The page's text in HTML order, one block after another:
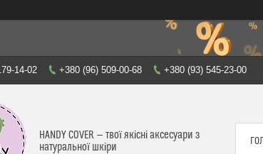
14-02 +380 (96) 509-00-68 +380 (93) 545-23-00
HANDY COVER — твої якісні аксесуари з
натуральної шкіри